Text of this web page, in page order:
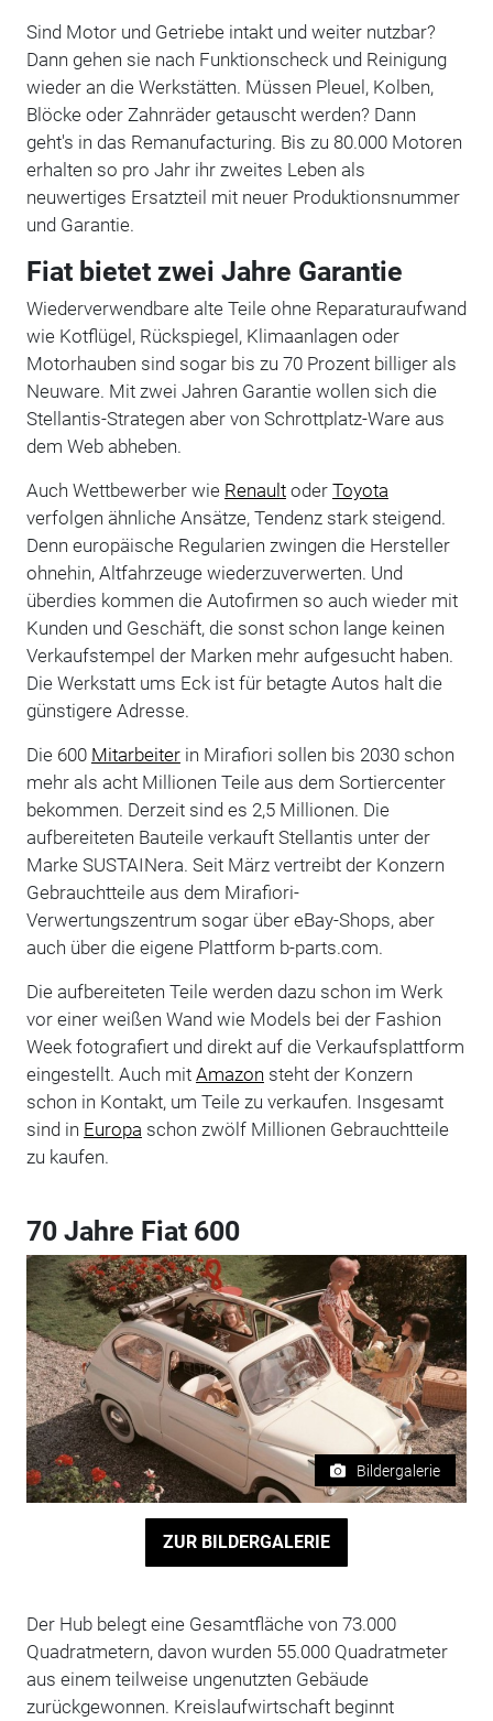
Sind Motor und Getriebe intakt und weiter nutzbar?
Dann gehen sie nach Funktionscheck und Reinigung
wieder an die Werkstätten. Müssen Pleuel, Kolben,
Blöcke oder Zahnräder getauscht werden? Dann
geht's in das Remanufacturing. Bis zu 80.000 Motoren
erhalten so pro Jahr ihr zweites Leben als
neuwertiges Ersatzteil mit neuer Produktionsnummer
und Garantie.
Fiat bietet zwei Jahre Garantie
Wiederverwendbare alte Teile ohne Reparaturaufwand
wie Kotflügel, Rückspiegel, Klimaanlagen oder
Motorhauben sind sogar bis zu 70 Prozent billiger als
Neuware. Mit zwei Jahren Garantie wollen sich die
Stellantis-Strategen aber von Schrottplatz-Ware aus
dem Web abheben.
Auch Wettbewerber wie Renaultoder Toyota
verfolgen ähnliche Ansätze, Tendenz stark steigend.
Denn europäische Regularien zwingen die Hersteller
ohnehin, Altfahrzeuge wiederzuverwerten. Und
überdies kommen die Autofirmen so auch wieder mit
Kunden und Geschäft, die sonst schon lange keinen
Verkaufstempel der Marken mehr aufgesucht haben.
Die Werkstatt ums Eck ist für betagte Autos halt die
günstigere Adresse.
Die 600 Mitarbeiterin Mirafiori sollen bis 2030 schon
mehr als acht Millionen Teile aus dem Sortiercenter
bekommen. Derzeit sind es 2,5 Millionen. Die
aufbereiteten Bauteile verkauft Stellantis unter der
Marke SUSTAINera. Seit März vertreibt der Konzern
Gebrauchtteile aus dem Mirafiori-
Verwertungszentrum sogar über eBay-Shops, aber
auch über die eigene Plattform b-parts.com.
Die aufbereiteten Teile werden dazu schon im Werk
vor einer weißen Wand wie Models bei der Fashion
Week fotografiert und direkt auf die Verkaufsplattform
eingestellt. Auch mit Amazon steht der Konzern
schon in Kontakt, um Teile zu verkaufen. Insgesamt
sind in Europa schon zwölf Millionen Gebrauchtteile
zu kaufen.
70 Jahre Fiat 600
Bildergalerie
ZUR BILDERGALERIE
Der Hub belegt eine Gesamtfläche von 73.000
Quadratmetern, davon wurden 55.000 Quadratmeter
aus einem teilweise ungenutzten Gebäude
zurückgewonnen. Kreislaufwirtschaft beginnt